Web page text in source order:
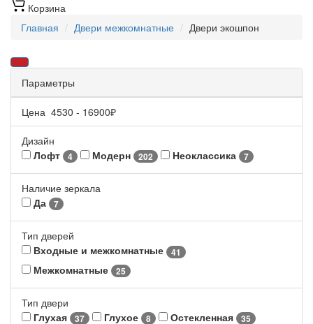
Корзина
Главная
Двери межкомнатные Двери экошпон
Параметры
Цена 4530 - 16900₽
Дизайн
Лофт
4 Модерн 202 Неоклассика 7
Наличие зеркала
Да
7
Тип дверей
Входные и межкомнатные
41
Межкомнатные 25
Тип двери
Глухая
37 Глухое 8 Остекленная 35